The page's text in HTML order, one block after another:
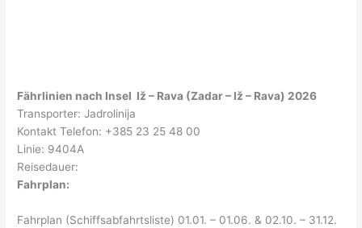
Fährlinien nach Insel Iž – Rava (Zadar – Iž – Rava) 2026
Transporter: Jadrolinija
Kontakt Telefon: +385 23 25 48 00
Linie: 9404A
Reisedauer:
Fahrplan:
Fahrplan (Schiffsabfahrtsliste) 01.01. – 01.06. & 02.10. – 31.12.